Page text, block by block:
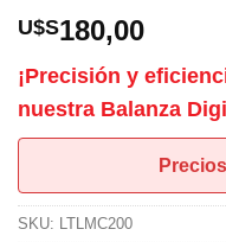
U$S180,00
¡Precisión y
nuestra Balanza
SKU: LTLMC200